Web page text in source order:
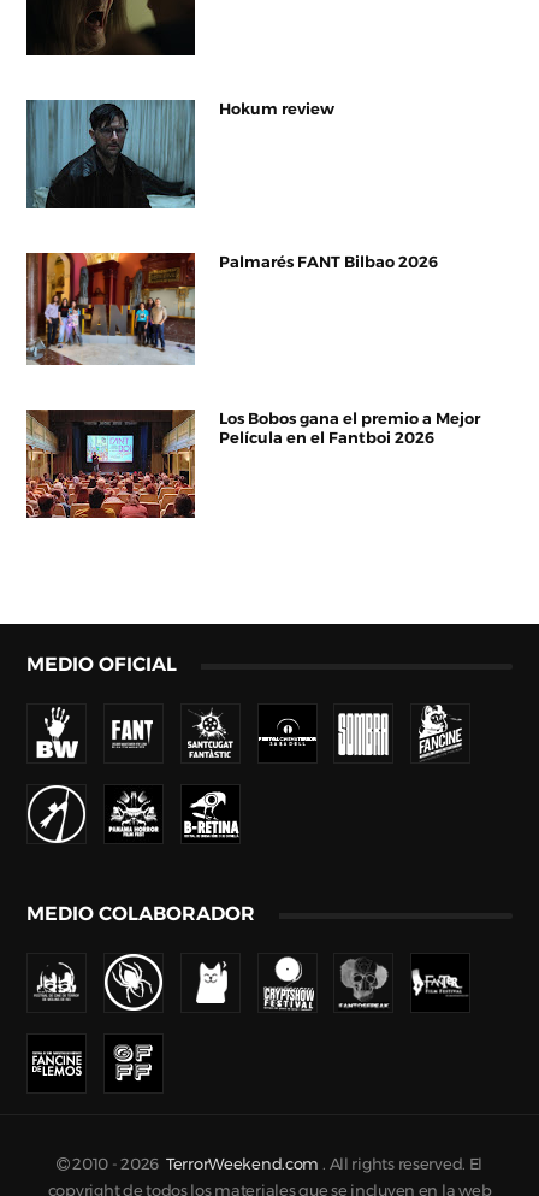
Hokum review
Palmarés FANT Bilbao 2026
Los Bobos gana el premio a Mejor
Película en el Fantboi 2026
MEDIO OFICIAL
MEDIO COLABORADOR
2010 -2026 TerrorWeekend.com . All rights reserved. El
copyright de todos los materiales que se incluyen en la web